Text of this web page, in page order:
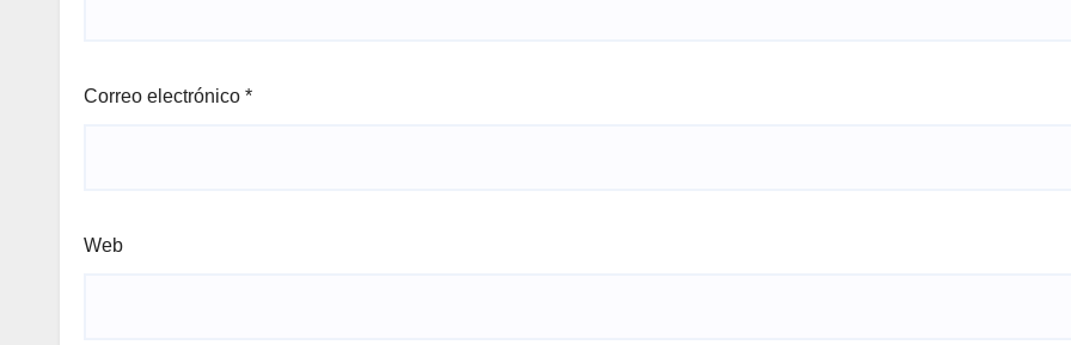
Correo electrónico *
Web